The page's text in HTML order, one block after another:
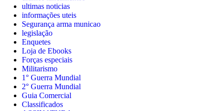
ultimas noticias
informações uteis
Segurança arma municao
legislação
Enquetes
Loja de Ebooks
Forças especiais
Militarismo
1° Guerra Mundial
2° Guerra Mundial
Guia Comercial
Classificados